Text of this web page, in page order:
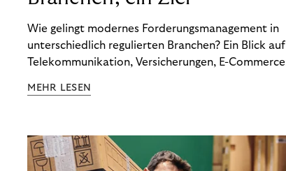
Wie gelingt modernes Forderungsmanagement in
unterschiedlich regulierten Branchen? Ein Blick auf
Telekommunikation, Versicherungen, E-Commerce
wirksam reduzieren will, braucht keine
MEHR LESEN